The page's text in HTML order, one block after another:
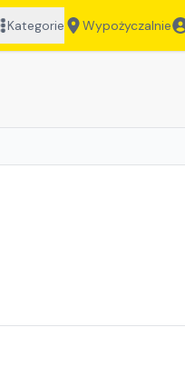
Kategorie Wypożyczalnie